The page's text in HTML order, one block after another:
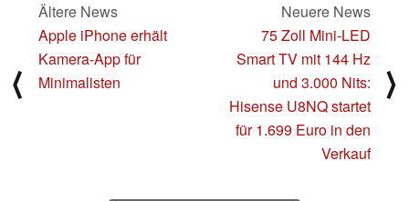
⟨
Ältere News
Apple iPhone erhält
Kamera-App für
Minimalisten
Neuere News
75 Zoll Mini-LED
Smart TV mit 144 Hz
und 3.000 Nits:
Hisense U8NQ startet
für 1.699 Euro in den
Verkauf
⟩